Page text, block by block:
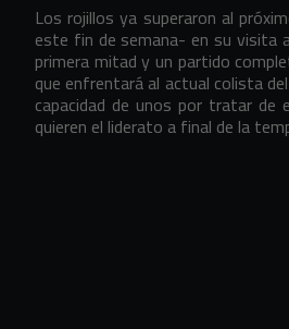
Los rojillos ya superaron al
este fin de semana- en su visita
primera mitad y un partido
que enfrentará al actual colista
capacidad de unos por tratar
quieren el liderato a final de la